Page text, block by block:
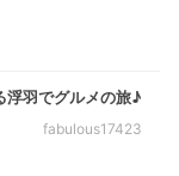
浮羽でグルメの旅♪
fabulous17423